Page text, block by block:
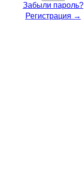
Забыли пароль?
Регистрация →